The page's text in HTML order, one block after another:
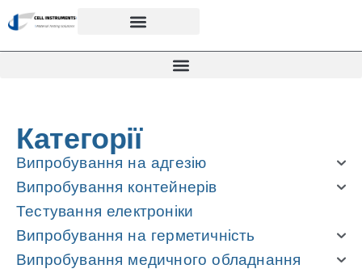
Категорії
Випробування на адгезію
Випробування контейнерів
Тестування електроніки
Випробування на герметичність
Випробування медичного обладнання